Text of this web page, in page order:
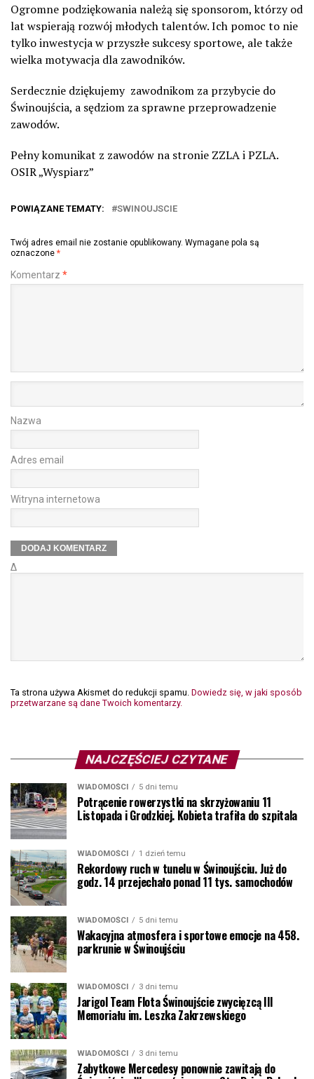
Ogromne podziękowania należą się sponsorom, którzy od
lat wspierają rozwój młodych talentów. Ich pomoc to nie
tylko inwestycja w przyszłe sukcesy sportowe, ale także
wielka motywacja dla zawodników.
Serdecznie dziękujemy zawodnikom za przybycie do
Świnoujścia, a sędziom za sprawne przeprowadzenie
zawodów.
Pełny komunikat z zawodów na stronie ZZLA i PZLA.
OSIR „Wyspiarz”
POWIĄZANE TEMATY: SWINOUJSCIE
Twój adres email nie zostanie opublikowany. Wymagane pola są
oznaczone *
Komentarz *
Nazwa
Adres email
Witryna internetowa
Δ
Ta strona używa Akismet do redukcji spamu. Dowiedz się, w jaki sposób
przetwarzane są dane Twoich komentarzy.
NAJCZĘŚCIEJ CZYTANE
WIADOMOŚCI 5 dni temu
Potrącenie rowerzystki na skrzyżowaniu 11
Listopada i Grodzkiej. Kobieta trafiła do szpitala
WIADOMOŚCI 1 dzień temu
Rekordowy ruch w tunelu w Świnoujściu. Już do
godz. 14 przejechało ponad 11 tys. samochodów
WIADOMOŚCI 5 dni temu
Wakacyjna atmosfera i sportowe emocje na 458.
parkrunie w Świnoujściu
WIADOMOŚCI 3 dni temu
Jarigol Team Flota Świnoujście zwycięzcą III
Memoriału im. Leszka Zakrzewskiego
WIADOMOŚCI 3 dni temu
Zabytkowe Mercedesy ponownie zawitają do